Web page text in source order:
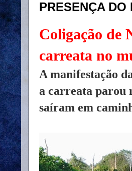
PRESENÇA
Coligação de
carreata no
A manifestação
a carreata parou
saíram em